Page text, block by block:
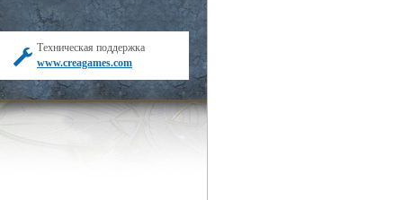
Техническая поддержка
www.creagames.com